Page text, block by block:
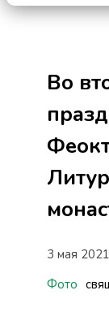
Во
3 мая
Фото